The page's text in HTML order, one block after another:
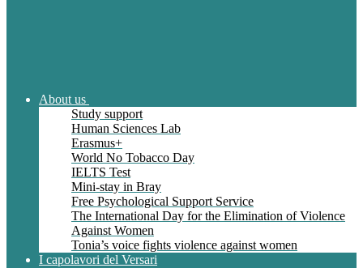
About us
Study support
Human Sciences Lab
Erasmus+
World No Tobacco Day
IELTS Test
Mini-stay in Bray
Free Psychological Support Service
The International Day for the Elimination of Violence
Against Women
Tonia’s voice fights violence against women
I capolavori del Versari